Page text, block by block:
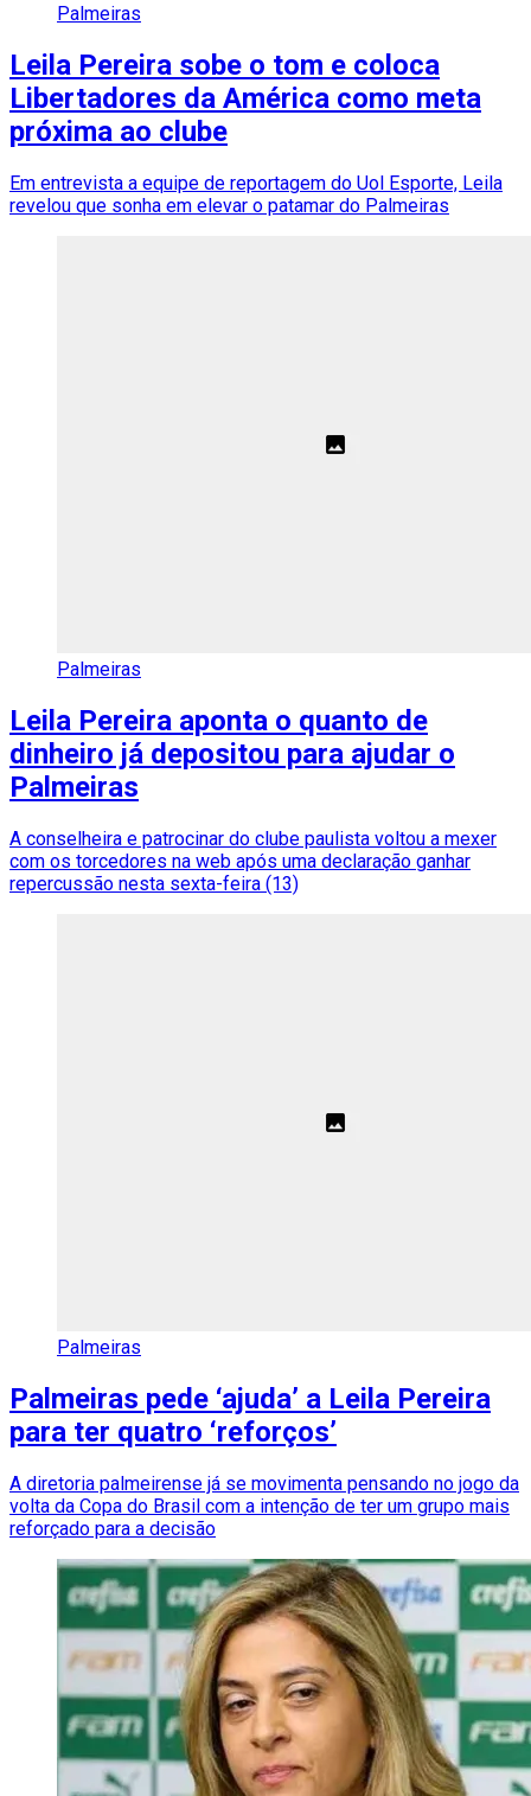
Palmeiras
Leila Pereira sobe o tom e coloca
Libertadores da América como meta
próxima ao clube
Em entrevista a equipe de reportagem do Uol Esporte, Leila
revelou que sonha em elevar o patamar do Palmeiras
Palmeiras
Leila Pereira aponta o quanto de
dinheiro já depositou para ajudar o
Palmeiras
A conselheira e patrocinar do clube paulista voltou a mexer
com os torcedores na web após uma declaração ganhar
repercussão nesta sexta-feira (13)
Palmeiras
Palmeiras pede ‘ajuda’ a Leila Pereira
para ter quatro ‘reforços’
A diretoria palmeirense já se movimenta pensando no jogo da
volta da Copa do Brasil com a intenção de ter um grupo mais
reforçado para a decisão